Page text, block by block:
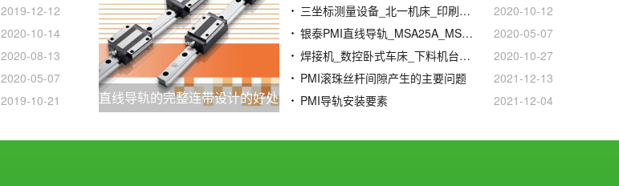
2019-12-12
2020-10-14
2020-08-13
2020-05-07
2019-10-21 直线导轨的完整连带设计的好处
三坐标测量设备_北一机床_印刷机台湾银泰PMI滚珠丝杆
2020-10-12
银泰PMI直线导轨_MSA25A_MSC15LM_规格尺寸型号
2020-05-07
焊接机_数控卧式车床_下料机台湾银泰PMI直线模组滑台
2020-10-27
PMI滚珠丝杆间隙产生的主要问题
2021-12-13
PMI导轨安装要素
2021-12-04